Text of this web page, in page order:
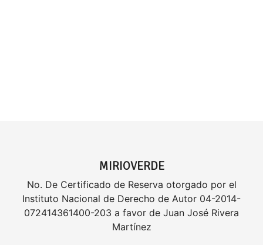
MIRIOVERDE
No. De Certificado de Reserva otorgado por el
Instituto Nacional de Derecho de Autor 04-2014-
072414361400-203 a favor de Juan José Rivera
Martínez